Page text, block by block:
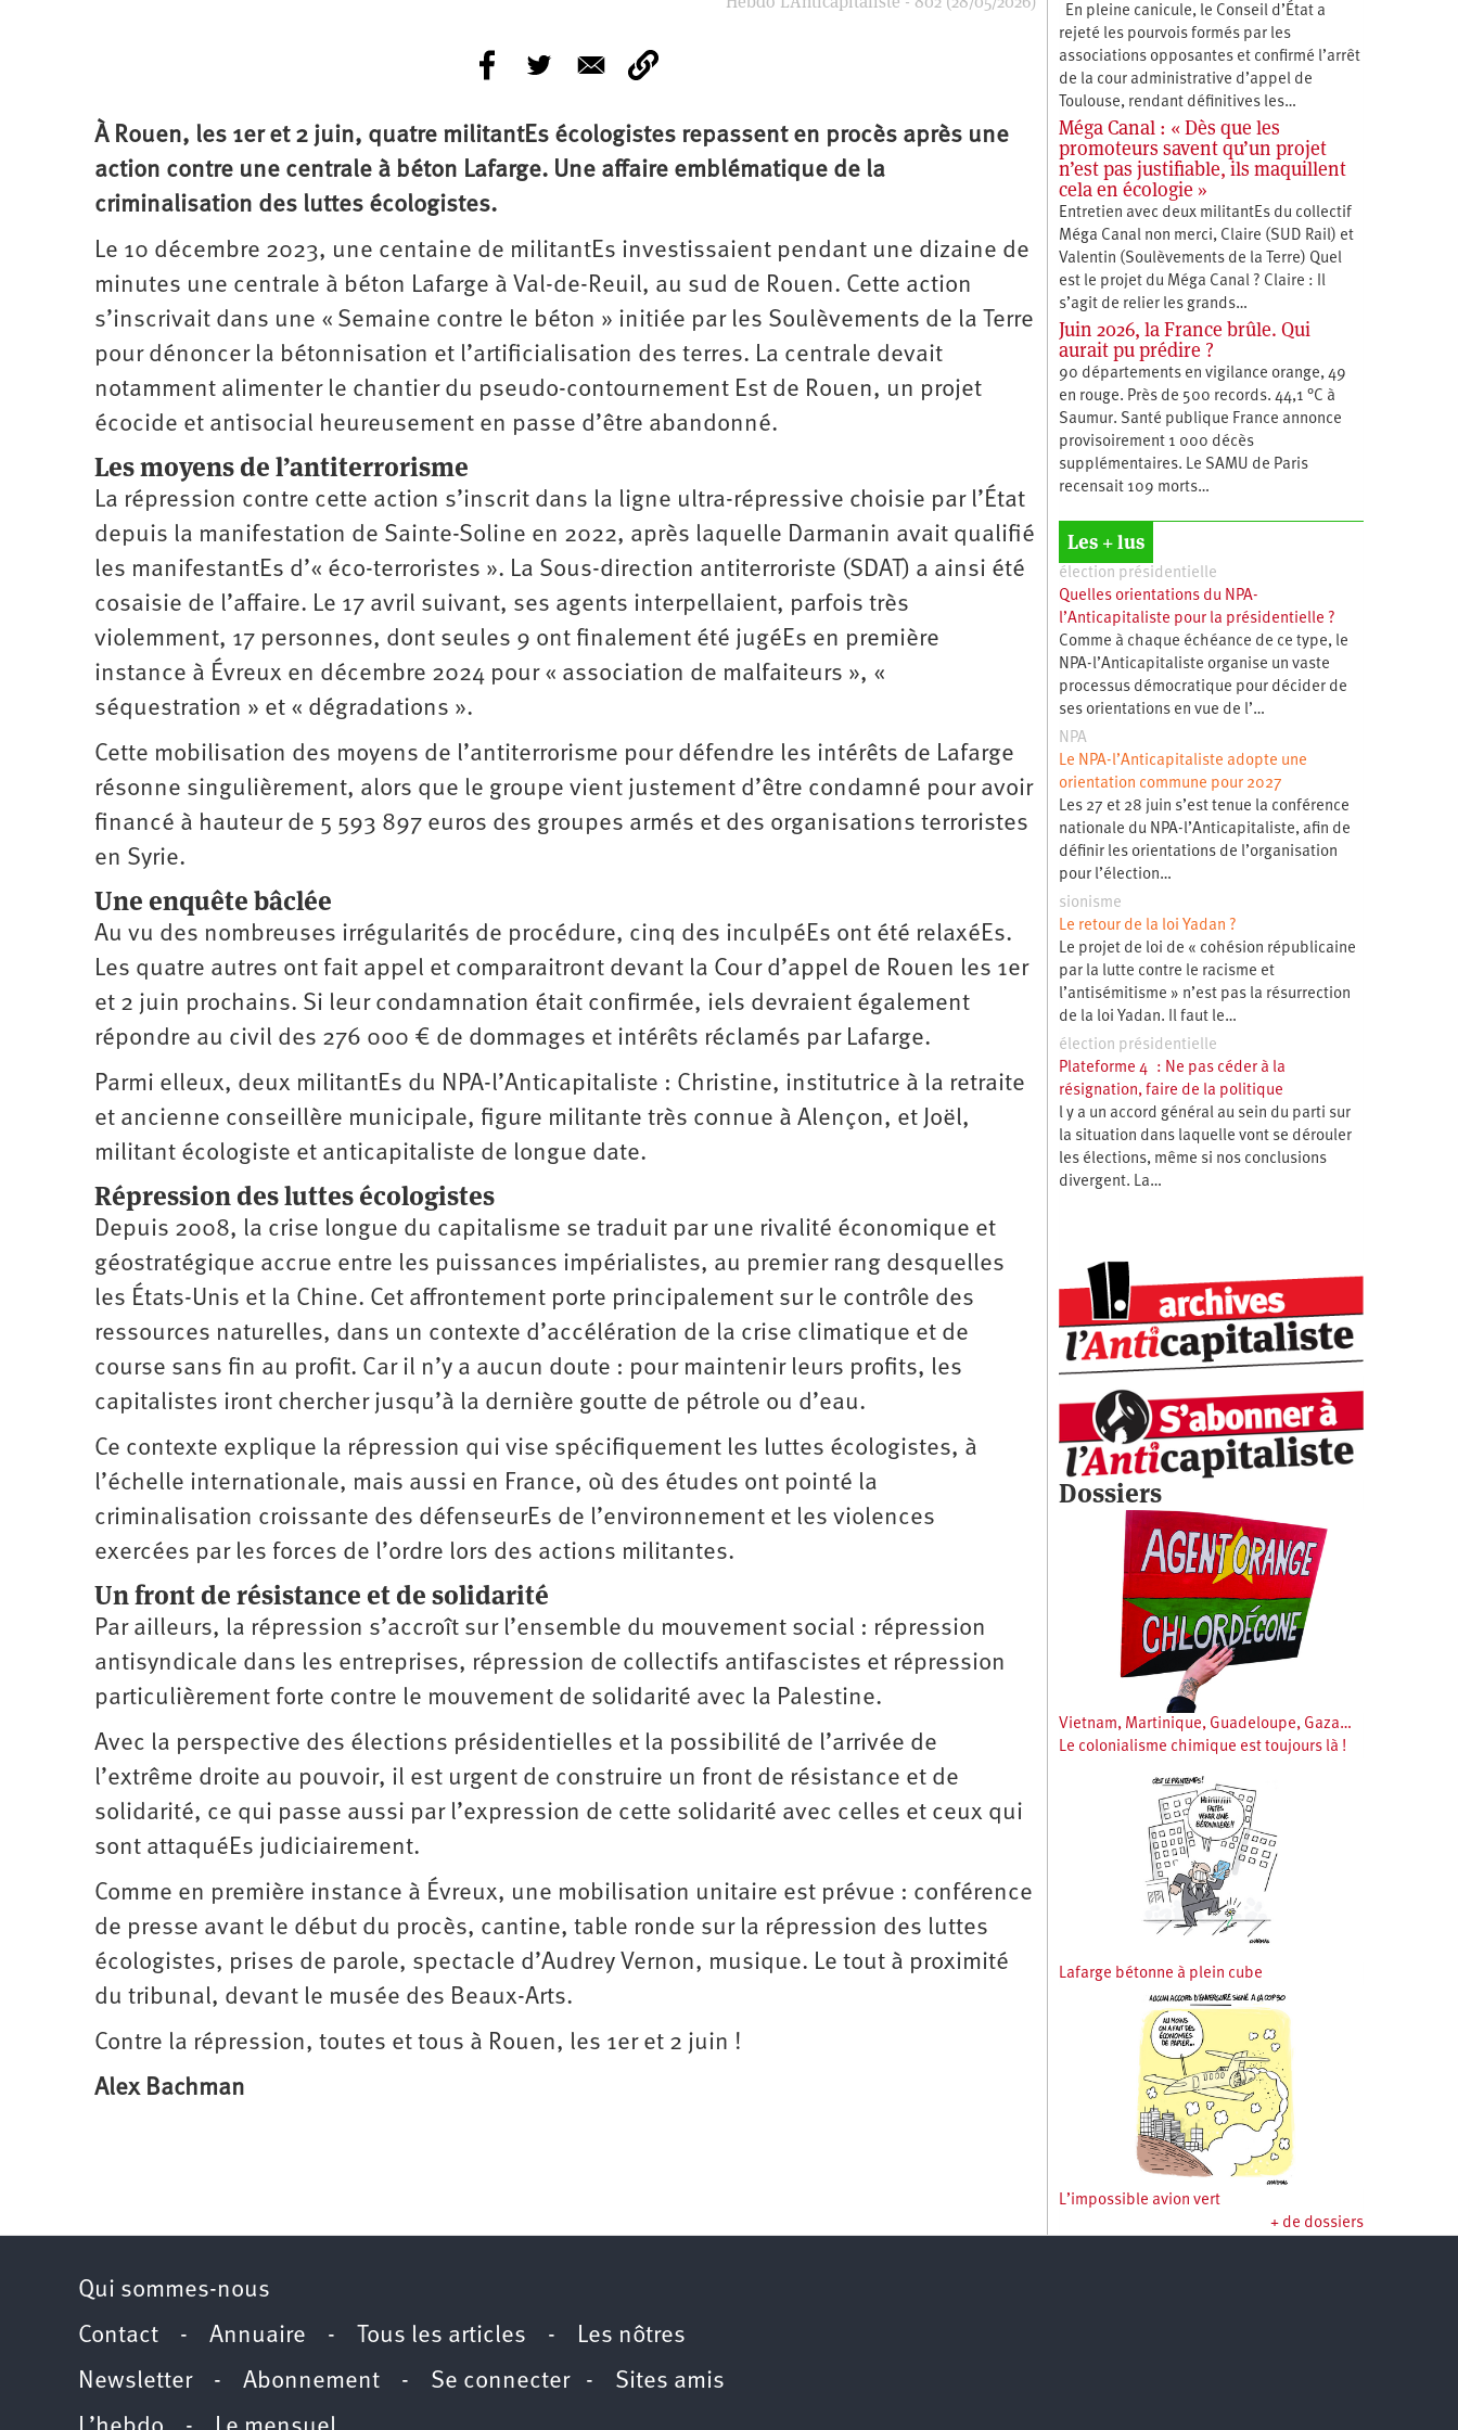
À Rouen, les 1er et 2 juin, quatre militantEs écologistes repassent en procès après une
action contre une centrale à béton Lafarge. Une affaire emblématique de la
criminalisation des luttes écologistes.
Le 10 décembre 2023, une centaine de militantEs investissaient pendant une dizaine de
minutes une centrale à béton Lafarge à Val-de-Reuil, au sud de Rouen. Cette action
s’inscrivait dans une « Semaine contre le béton » initiée par les Soulèvements de la Terre
pour dénoncer la bétonnisation et l’artificialisation des terres. La centrale devait
notamment alimenter le chantier du pseudo-contournement Est de Rouen, un projet
écocide et antisocial heureusement en passe d’être abandonné.
Les moyens de l’antiterrorisme
La répression contre cette action s’inscrit dans la ligne ultra-répressive choisie par l’État
depuis la manifestation de Sainte-Soline en 2022, après laquelle Darmanin avait qualifié
les manifestantEs d’« éco-terroristes ». La Sous-direction antiterroriste (SDAT) a ainsi été
cosaisie de l’affaire. Le 17 avril suivant, ses agents interpellaient, parfois très
violemment, 17 personnes, dont seules 9 ont finalement été jugéEs en première
instance à Évreux en décembre 2024 pour « association de malfaiteurs », «
séquestration » et « dégradations ».
Cette mobilisation des moyens de l’antiterrorisme pour défendre les intérêts de Lafarge
résonne singulièrement, alors que le groupe vient justement d’être condamné pour avoir
financé à hauteur de 5 593 897 euros des groupes armés et des organisations ­terroristes
en Syrie.
Une enquête bâclée
Au vu des nombreuses irrégularités de procédure, cinq des inculpéEs ont été relaxéEs.
Les quatre autres ont fait appel et comparaitront devant la Cour d’appel de Rouen les 1er
et 2 juin prochains. Si leur condamnation était confirmée, iels devraient également
répondre au civil des 276 000 € de dommages et intérêts réclamés par Lafarge.
Parmi elleux, deux militantEs du NPA-l’Anticapitaliste : Christine, institutrice à la retraite
et ancienne conseillère municipale, figure militante très connue à Alençon, et Joël,
militant écologiste et anticapitaliste de longue date.
Répression des luttes écologistes
Depuis 2008, la crise longue du capitalisme se traduit par une rivalité économique et
géostratégique accrue entre les puissances impérialistes, au premier rang desquelles
les États-Unis et la Chine. Cet affrontement porte principalement sur le contrôle des
ressources naturelles, dans un contexte d’accélération de la crise climatique et de
course sans fin au profit. Car il n’y a aucun doute : pour maintenir leurs profits, les
capitalistes iront chercher jusqu’à la dernière goutte de pétrole ou d’eau.
Ce contexte explique la répression qui vise spécifiquement les luttes écologistes, à
l’échelle internationale, mais aussi en France, où des études ont pointé la
criminalisation croissante des défenseurEs de l’environnement et les violences
exercées par les forces de l’ordre lors des actions militantes.
Un front de résistance et de solidarité
Par ailleurs, la répression s’accroît sur l’ensemble du mouvement social : répression
antisyndicale dans les entreprises, répression de collectifs antifascistes et répression
particulièrement forte contre le mouvement de solidarité avec la Palestine.
Avec la perspective des élections présidentielles et la possibilité de l’arrivée de
l’extrême droite au pouvoir, il est urgent de construire un front de résistance et de
solidarité, ce qui passe aussi par l’expression de cette solidarité avec celles et ceux qui
sont attaquéEs judiciairement.
Comme en première instance à Évreux, une mobilisation unitaire est prévue : conférence
de presse avant le début du procès, cantine, table ronde sur la répression des luttes
écologistes, prises de parole, spectacle d’Audrey Vernon, musique. Le tout à proximité
du tribunal, devant le musée des Beaux-Arts.
Contre la répression, toutes et tous à Rouen, les 1er et 2 juin !
Alex Bachman
En pleine canicule, le Conseil d’État a
rejeté les pourvois formés par les
associations opposantes et confirmé l’arrêt
de la cour administrative d’appel de
Toulouse, rendant définitives les…
Méga Canal : « Dès que les
promoteurs savent qu’un projet
n’est pas justifiable, ils maquillent
cela en écologie »
Entretien avec deux militantEs du collectif
Méga Canal non merci, Claire (SUD Rail) et
Valentin (Soulèvements de la Terre) Quel
est le projet du Méga Canal ? Claire : Il
s’agit de relier les grands…
Juin 2026, la France brûle. Qui
aurait pu prédire ?
90 départements en vigilance orange, 49
en rouge. Près de 500 records. 44,1 °C à
Saumur. Santé publique France annonce
provisoirement 1 000 décès
supplémentaires. Le SAMU de Paris
recensait 109 morts…
Les + lus
élection présidentielle
Quelles orientations du NPA-
l’Anticapitaliste pour la présidentielle ?
Comme à chaque échéance de ce type, le
NPA-l’Anticapitaliste organise un vaste
processus démocratique pour décider de
ses orientations en vue de l’…
NPA
Le NPA-l’Anticapitaliste adopte une
orientation commune pour 2027
Les 27 et 28 juin s’est tenue la conférence
nationale du NPA-l’Anticapitaliste, afin de
définir les orientations de l’organisation
pour l’élection…
sionisme
Le retour de la loi Yadan ?
Le projet de loi de « cohésion républicaine
par la lutte contre le racisme et
l’antisémitisme » n’est pas la résurrection
de la loi Yadan. Il faut le…
élection présidentielle
Plateforme 4 : Ne pas céder à la
résignation, faire de la politique
l y a un accord général au sein du parti sur
la situation dans laquelle vont se dérouler
les élections, même si nos conclusions
divergent. La…
Dossiers
Vietnam, Martinique, Guadeloupe, Gaza…
Le colonialisme chimique est toujours là !
Lafarge bétonne à plein cube
L’impossible avion vert
+ de dossiers
Qui sommes-nous
Contact - Annuaire - Tous les articles - Les nôtres
Newsletter- Abonnement - Se connecter- Sites amis